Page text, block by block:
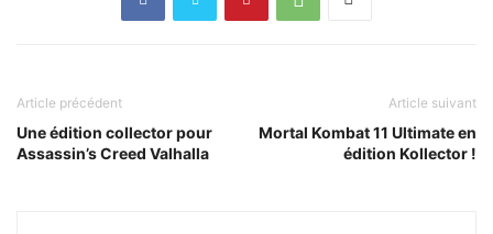
Article précédent
Une édition collector pour
Assassin’s Creed Valhalla
Article suivant
Mortal Kombat 11 Ultimate en
édition Kollector !